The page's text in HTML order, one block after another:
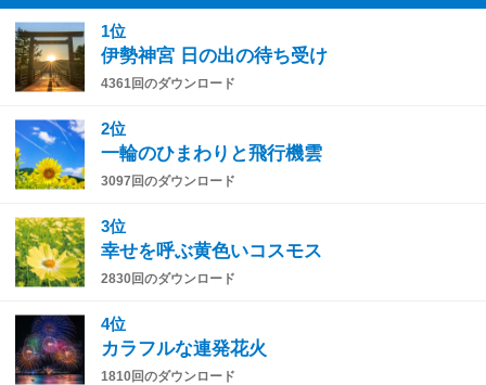
1位
伊勢神宮 日の出の待ち受け
4361回のダウンロード
2位
一輪のひまわりと飛行機雲
3097回のダウンロード
3位
幸せを呼ぶ黄色いコスモス
2830回のダウンロード
4位
カラフルな連発花火
1810回のダウンロード